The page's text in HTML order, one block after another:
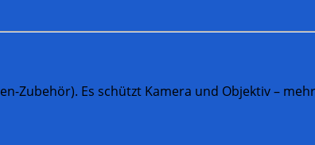
Zubehör). Es schützt Kamera und Objektiv –